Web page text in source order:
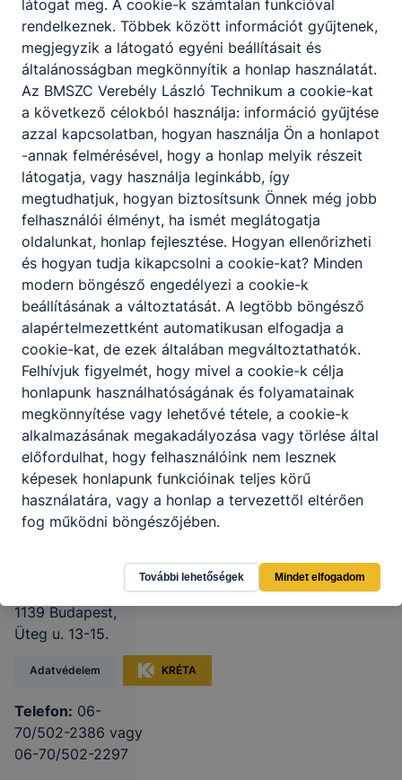
Budapesti
Műszaki SZC
Verebély
László
1139 Budapest,
Üteg u. 13-15.
Adatvédelem KRÉTA
Telefon: 06-
70/502-2386 vagy
06-70/502-2297
látogat meg. A cookie-k számtalan funkcióval
rendelkeznek. Többek között információt gyűjtenek,
megjegyzik a látogató egyéni beállításait és
általánosságban megkönnyítik a honlap használatát.
Az BMSZC Verebély László Technikum a cookie-kat
a következő célokból használja: információ gyűjtése
azzal kapcsolatban, hogyan használja Ön a honlapot
-annak felmérésével, hogy a honlap melyik részeit
látogatja, vagy használja leginkább, így
megtudhatjuk, hogyan biztosítsunk Önnek még jobb
felhasználói élményt, ha ismét meglátogatja
oldalunkat, honlap fejlesztése. Hogyan ellenőrizheti
és hogyan tudja kikapcsolni a cookie-kat? Minden
modern böngésző engedélyezi a cookie-k
beállításának a változtatását. A legtöbb böngésző
alapértelmezettként automatikusan elfogadja a
cookie-kat, de ezek általában megváltoztathatók.
Felhívjuk figyelmét, hogy mivel a cookie-k célja
honlapunk használhatóságának és folyamatainak
megkönnyítése vagy lehetővé tétele, a cookie-k
alkalmazásának megakadályozása vagy törlése által
előfordulhat, hogy felhasználóink nem lesznek
képesek honlapunk funkcióinak teljes körű
használatára, vagy a honlap a tervezettől eltérően
fog működni böngészőjében.
További lehetőségek Mindet elfogadom